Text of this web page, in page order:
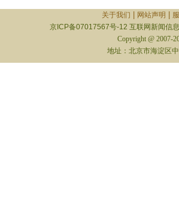
关于我们 网站声明
京ICP备07017567号-12 互联网新闻信
Copyright @ 2007-
地址：北京市海淀区